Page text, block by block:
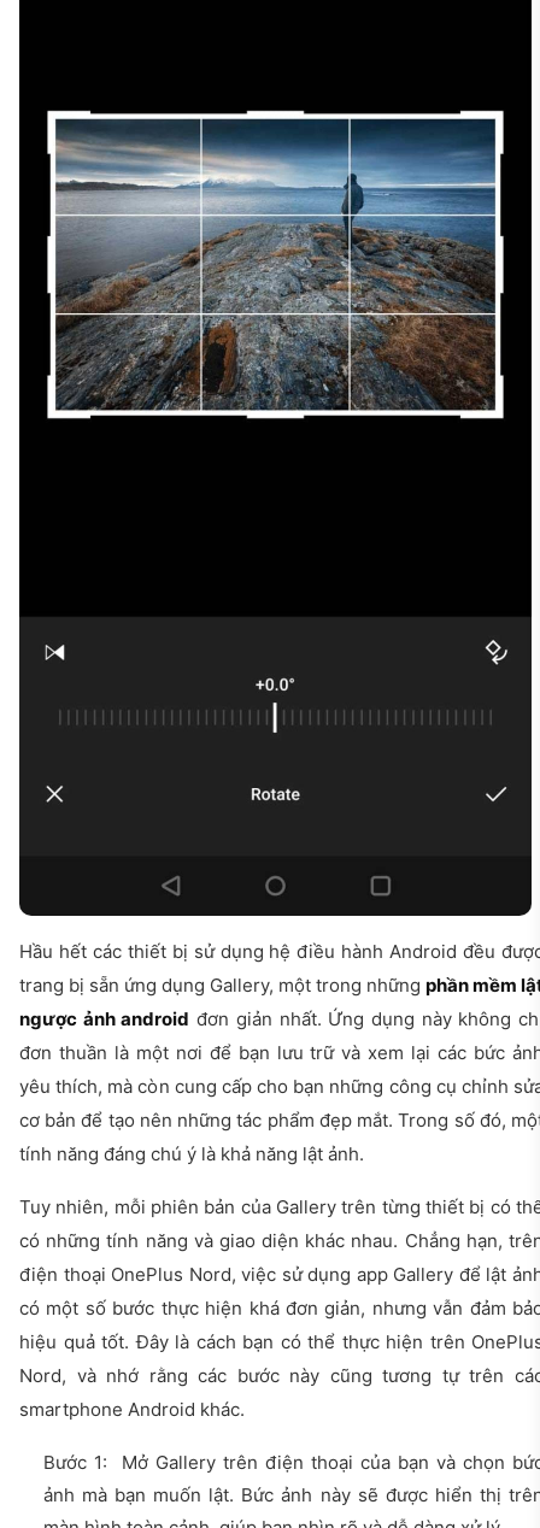
Hầu hết các thiết bị sử dụng hệ điều hành Android đều
trang bị sẵn ứng dụng Gallery, một trong những phần mềm
ngược ảnh android đơn giản nhất. Ứng dụng này không
đơn thuần là một nơi để bạn lưu trữ và xem lại các bức
yêu thích, mà còn cung cấp cho bạn những công cụ chỉnh
cơ bản để tạo nên những tác phẩm đẹp mắt. Trong số đó,
tính năng đáng chú ý là khả năng lật ảnh.
Tuy nhiên, mỗi phiên bản của Gallery trên từng thiết bị có
có những tính năng và giao diện khác nhau. Chẳng hạn,
điện thoại OnePlus Nord, việc sử dụng app Gallery để lật
có một số bước thực hiện khá đơn giản, nhưng vẫn đảm
hiệu quả tốt. Đây là cách bạn có thể thực hiện trên
Nord, và nhớ rằng các bước này cũng tương tự trên
smartphone Android khác.
Bước 1: Mở Gallery trên điện thoại của bạn và chọn
ảnh mà bạn muốn lật. Bức ảnh này sẽ được hiển thị